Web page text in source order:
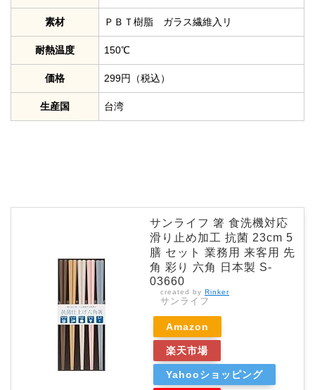
素材 ＰＢＴ樹脂 ガラス繊維入リ
耐熱温度 150℃
価格 299円（税込）
生産国 台湾
サンライフ 箸 食洗機対応
滑り止め加工 抗菌 23cm 5
膳 セット 業務用 来客用 先
角 彩り 六角 日本製 S-
03660
created by Rinker
サンライフ
Amazon
楽天市場
Yahooショッピング